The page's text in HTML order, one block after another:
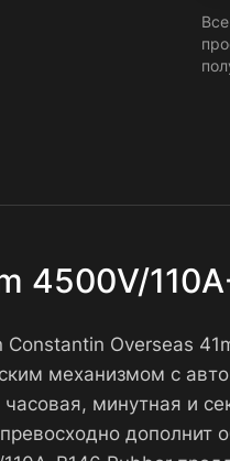
4500V/
Constantin Overseas
механизмом с
минутная и
дополнит